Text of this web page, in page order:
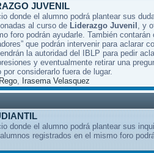
JUVENIL
donde el alumno podrá plantear sus
al curso de Liderazgo Juvenil , y
foro podrán ayudarle. También contarán
que podrán intervenir para aclarar
la autoridad del IBLP para pedir
y eventualmente retirar una
considerarlo fuera de lugar.
, Irasema Velasquez
donde el alumno podrá plantear sus
registrados en el mismo foro